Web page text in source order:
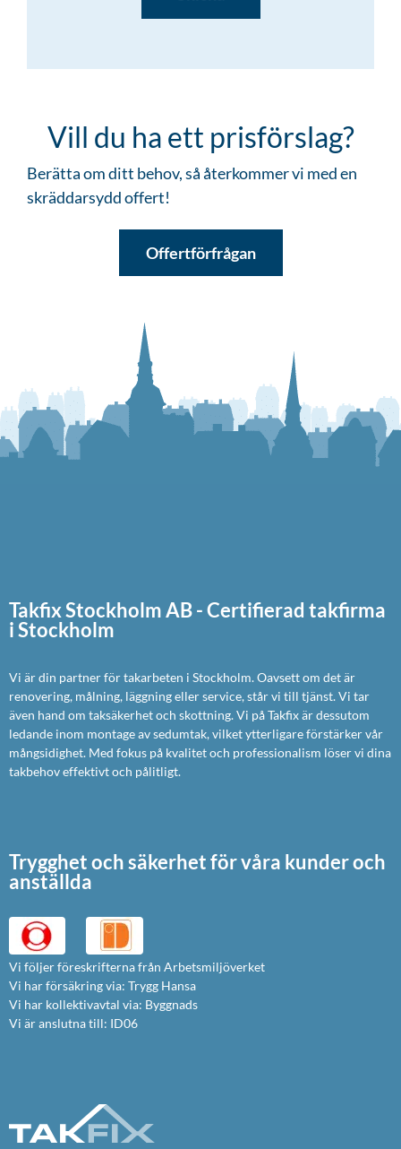
Vill du ha ett prisförslag?
Berätta om ditt behov, så återkommer vi med en
skräddarsydd offert!
Offertförfrågan
Takfix Stockholm AB - Certifierad takfirma
i Stockholm
Vi är din partner för takarbeten i Stockholm. Oavsett om det är
renovering, målning, läggning eller service, står vi till tjänst. Vi tar
även hand om taksäkerhet och skottning. Vi på Takfix är dessutom
ledande inom montage av sedumtak, vilket ytterligare förstärker vår
mångsidighet. Med fokus på kvalitet och professionalism löser vi dina
takbehov effektivt och pålitligt.
Trygghet och säkerhet för våra kunder och
anställda
Vi följer föreskrifterna från Arbetsmiljöverket
Vi har försäkring via: Trygg Hansa
Vi har kollektivavtal via: Byggnads
Vi är anslutna till: ID06